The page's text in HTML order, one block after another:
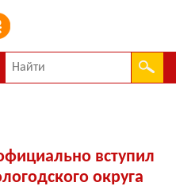
вступил
округа